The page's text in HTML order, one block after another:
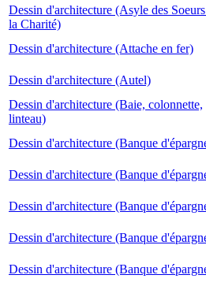
Dessin d'architecture (Asyle des
la Charité)
Dessin d'architecture (Attache en fer)
Dessin d'architecture (Autel)
Dessin d'architecture (Baie, colonnette,
linteau)
Dessin d'architecture (Banque
Dessin d'architecture (Banque
Dessin d'architecture (Banque
Dessin d'architecture (Banque
Dessin d'architecture (Banque